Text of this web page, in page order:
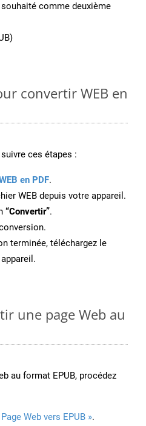
comme deuxième
convertir WEB en
ces étapes :
en PDF.
WEB depuis votre appareil.
“Convertir”.
terminée, téléchargez le
une page Web au
au format EPUB, procédez
Page Web vers EPUB ».